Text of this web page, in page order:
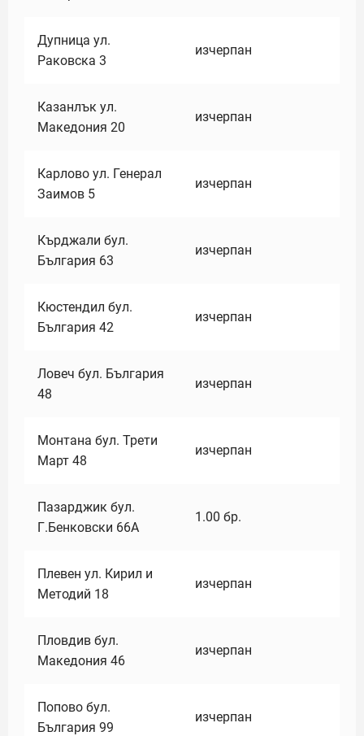
Дупница ул.
Раковска 3
изчерпан
Казанлък ул.
Македония 20
изчерпан
Карлово ул. Генерал
Заимов 5
изчерпан
Кърджали бул.
България 63
изчерпан
Кюстендил бул.
България 42
изчерпан
Ловеч бул. България
48
изчерпан
Монтана бул. Трети
Март 48
изчерпан
Пазарджик бул.
Г.Бенковски 66А
1.00 бр.
Плевен ул. Кирил и
Методий 18
изчерпан
Пловдив бул.
Македония 46
изчерпан
Попово бул.
България 99
изчерпан